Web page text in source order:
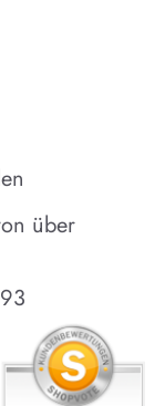
über